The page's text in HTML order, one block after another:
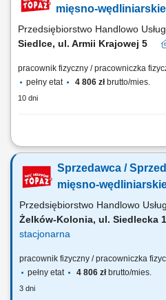
monitorowanie terminów przydatności
mięsno-
Przedsiębiorstwo Handlowo
Siedlce, ul. Armii Krajowej 5
pracownik fizyczny / pracowniczka
pełny etat
4 806 złbrutto/mies.
10 dni
Opis stanowiska: obsługa Klientów
mięsa, wędlin i serów, aktywna
monitorowanie terminów przydatności
Sprzedawca /
mięsno-
Przedsiębiorstwo Handlowo
Żelków-Kolonia, ul.
stacjonarna
pracownik fizyczny / pracowniczka
pełny etat
4 806 złbrutto/mies.
3 dni